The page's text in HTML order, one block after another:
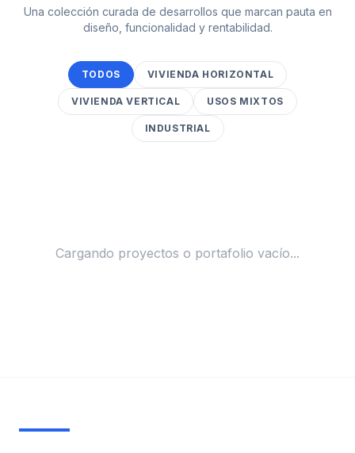
Una colección curada de desarrollos que marcan pauta en
diseño, funcionalidad y rentabilidad.
TODOS VIVIENDA HORIZONTAL
VIVIENDA VERTICAL USOS MIXTOS
INDUSTRIAL
Cargando proyectos o portafolio vacío...